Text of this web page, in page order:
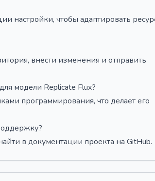
настройки, чтобы адаптировать
внести изменения и отправить
модели Replicate Flux?
программирования, что делает его
в документации проекта на GitHub.